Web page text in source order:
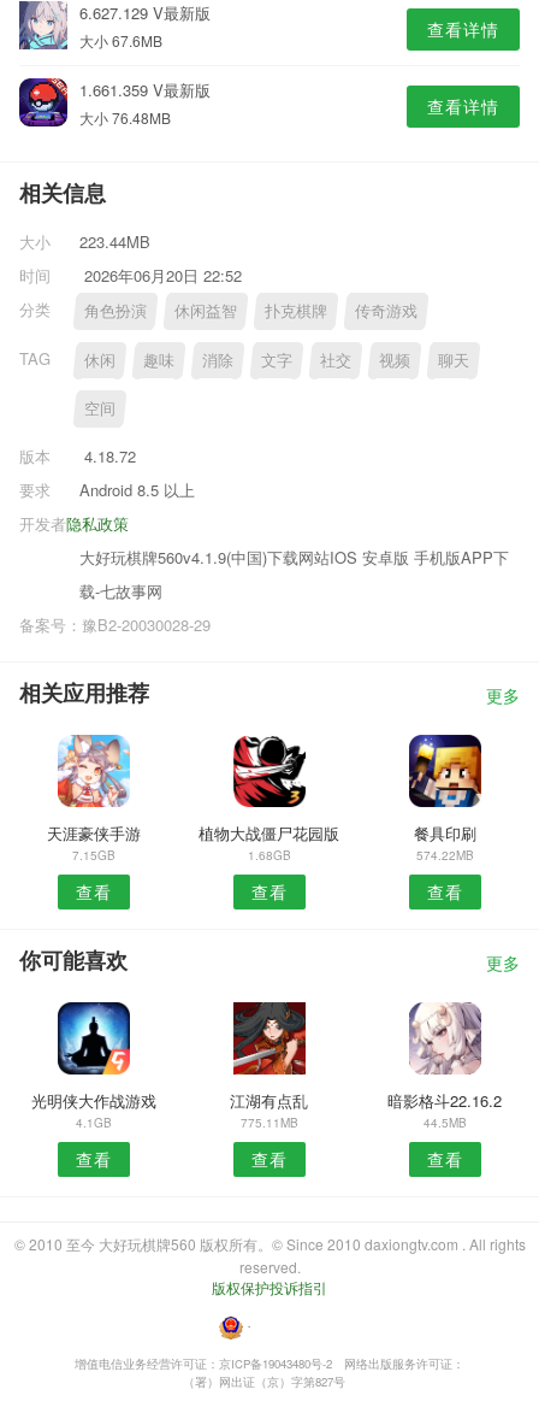
6.627.129 V最新版
大小 67.6MB 查看详情
1.661.359 V最新版
大小 76.48MB 查看详情
相关信息
大小
223.44MB
时间
2026年06月20日 22:52
分类
角色扮演 休闲益智 扑克棋牌 传奇游戏
TAG 休闲 趣味 消除 文字 社交 视频 聊天
空间
版本
4.18.72
要求
Android 8.5 以上
隐私政策
开发者
大好玩棋牌560v4.1.9(中国)下载网站IOS 安卓版 手机版APP下
载-七故事网
备案号：豫B2-20030028-29
相关应用推荐 更多
天涯豪侠手游
7.15GB
查看
植物大战僵尸花园版
1.68GB
查看
餐具印刷
574.22MB
查看
你可能喜欢 更多
光明侠大作战游戏
4.1GB
查看
江湖有点乱
775.11MB
查看
暗影格斗22.16.2
44.5MB
查看
© 2010 至今 大好玩棋牌560 版权所有。© Since 2010 daxiongtv.com . All rights
reserved.
版权保护投诉指引
・
增值电信业务经营许可证：京ICP备19043480号-2
网络出版服务许可证：
（署）网出证（京）字第827号